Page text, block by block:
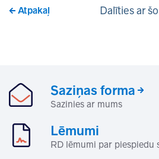
Atpakaļ Dalīties ar
Saziņas forma
Sazinies ar mums
Lēmumi
RD lēmumi par piespiedu